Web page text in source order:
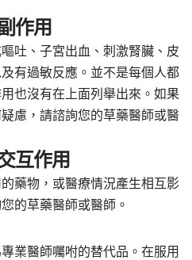
作用
吐、子宮出血 、刺激腎臟、皮
有過敏反應。 並不是每個人都
也沒有在上面列舉出來。如果
慮，請諮詢您的草藥醫師或醫
互作用
藥物，或醫療情況產生相互影
的草藥醫師或醫師。
業醫師囑咐的替代品。在服用